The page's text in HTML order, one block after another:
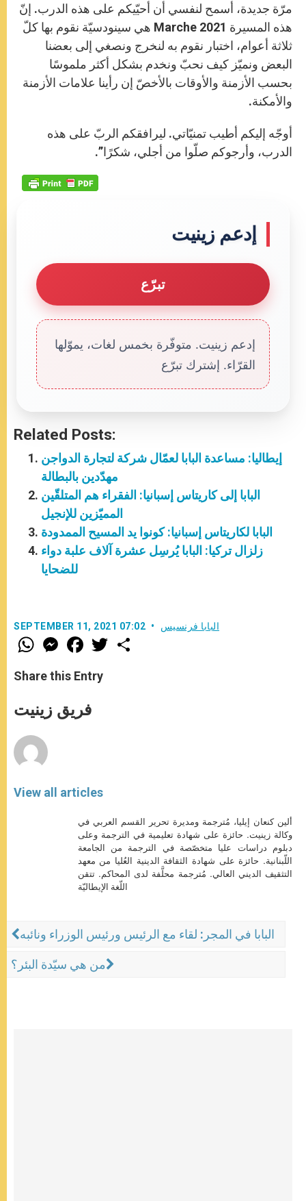
مرّة جديدة، أسمح لنفسي أن أحيّيكم على هذه الدرب. إنّ
هذه المسيرة Marche 2021 هي سينودسيّة نقوم بها كلّ
ثلاثة أعوام، اختبار نقوم به لنخرج ونصغي إلى بعضنا
البعض ونميّز كيف نحبّ ونخدم بشكل أكثر ملموسًا
بحسب الأزمنة والأوقات بالأخصّ إن رأينا علامات الأزمنة
والأمكنة.
أوجّه إليكم أطيب تمنيّاتي. ليرافقكم الربّ على هذه
الدرب، وأرجوكم صلّوا من أجلي، شكرًا”.
إدعم زينيت
تبرّع
إدعم زينيت. متوفّرة بخمس لغات، يموّلها
القرّاء. إشترك تبرّع
Related Posts:
إيطاليا: مساعدة البابا لعمّال شركة لتجارة الدواجن
مهدّدين بالبطالة
البابا إلى كاريتاس إسبانيا: الفقراء هم المتلقّين
المميّزين للإنجيل
البابا لكاريتاس إسبانيا: كونوا يد المسيح الممدودة
زلزال تركيا: البابا يُرسِل عشرة آلاف علبة دواء
للضحايا
SEPTEMBER 11, 2021 07:02 البابا فرنسيس
W
h
t
s
p
p
M
e
s
e
g
e
F
a
e
b
o
k
w
Share this Entry
فريق زينيت
View all articles
ألين كنعان إيليا، مُترجمة ومديرة تحرير القسم العربي في
وكالة زينيت. حائزة على شهادة تعليمية في الترجمة وعلى
دبلوم دراسات عليا متخصّصة في الترجمة من الجامعة
اللّبنانية. حائزة على شهادة الثقافة الدينية العُليا من معهد
التثقيف الديني العالي. مُترجمة محلَّفة لدى المحاكم. تتقن
اللّغة الإيطاليّة
البابا في المجر: لقاء مع الرئيس ورئيس الوزراء ونائبه
من هي سيّدة البئر؟